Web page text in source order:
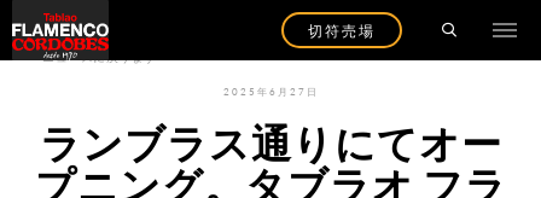
切符売場
ニュースに戻ります
2025年6月27日
ランブラス通りにてオー
プニング。タブラオ フラ